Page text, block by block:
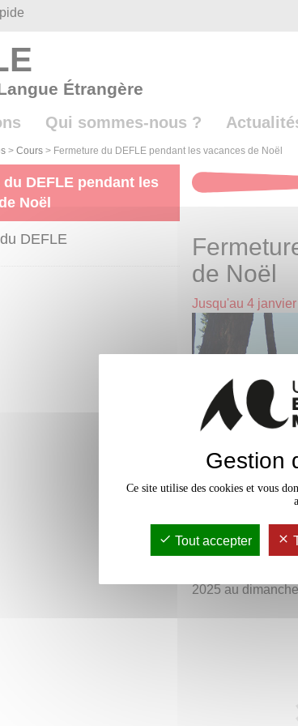
Étrangère
Qui sommes-nous ?
> Cours > Fermeture du DEFLE pendant les vacances de Noël
de Noël
Jusqu'au 4
Le DEFLE sera
2025 au
DEFLE pendant les
Noël
DEFLE
Gestion
Ce site utilise des cookies et vous
Tout accepter